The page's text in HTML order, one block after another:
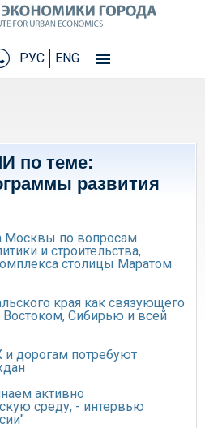
РУС ENG
по теме:
развития
Москвы по вопросам
и строительства,
столицы Маратом
края как связующего
Сибирью и всей
дорогам потребуют
активно
среду, - интервью